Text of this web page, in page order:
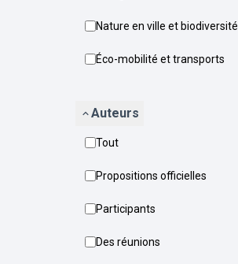
Nature en ville et biodiversité
Éco-mobilité et transports
Auteurs
Tout
Propositions officielles
Participants
Des réunions